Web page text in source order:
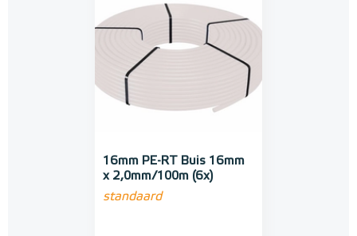
16mm PE-RT Buis 16mm
x 2,0mm/100m (6x)
standaard